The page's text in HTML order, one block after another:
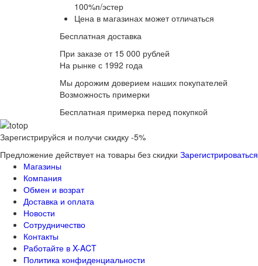
100%п/эстер
Цена в магазинах может отличаться
Бесплатная доставка
При заказе от 15 000 рублей
На рынке с 1992 года
Мы дорожим доверием наших покупателей
Возможность примерки
Бесплатная примерка перед покупкой
Зарегистрируйся и получи скидку -5%
Предложение действует на товары без скидки Зарегистрироваться
Магазины
Компания
Обмен и возрат
Доставка и оплата
Новости
Сотрудничество
Контакты
Работайте в X-ACT
Политика конфиденциальности